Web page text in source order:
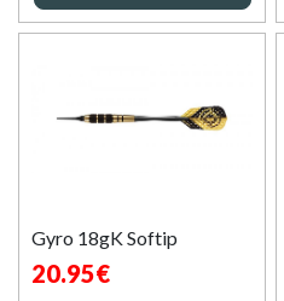
Gyro 18gK Softip
20.95€